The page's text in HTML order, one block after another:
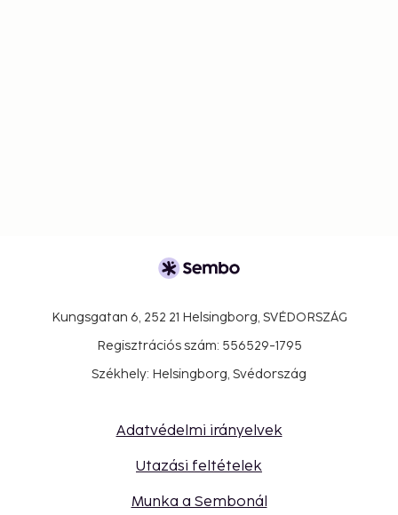
Kungsgatan 6, 252 21 Helsingborg, SVÉDORSZÁG
Regisztrációs szám: 556529-1795
Székhely: Helsingborg, Svédország
Adatvédelmi irányelvek
Utazási feltételek
Munka a Sembonál